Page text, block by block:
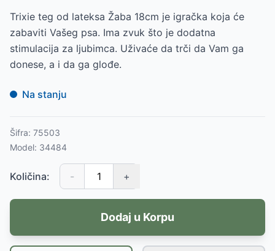
Trixie teg od lateksa Žaba 18cm je igračka koja će
zabaviti Vašeg psa. Ima zvuk što je dodatna
stimulacija za ljubimca. Uživaće da trči da Vam ga
donese, a i da ga glođe.
Na stanju
Šifra: 75503
Model: 34484
Količina: - +
Dodaj u Korpu